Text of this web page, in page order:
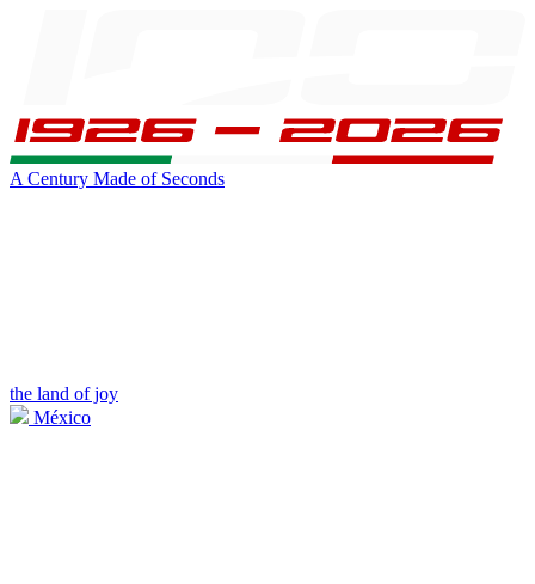
A Century Made of Seconds
the land of joy
México